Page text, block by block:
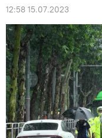
12:58 15.07.2023